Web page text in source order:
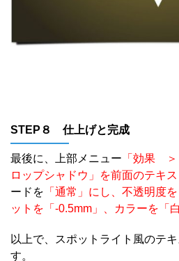
STEP８ 仕上げと完成
最後に、上部メニュー 「効果
ロップシャドウ」を前面のテキ
ードを 「通常」にし、不透明度
ットを「-0.5mm」、カラーを「白
以上で、スポットライト風のテ
す。